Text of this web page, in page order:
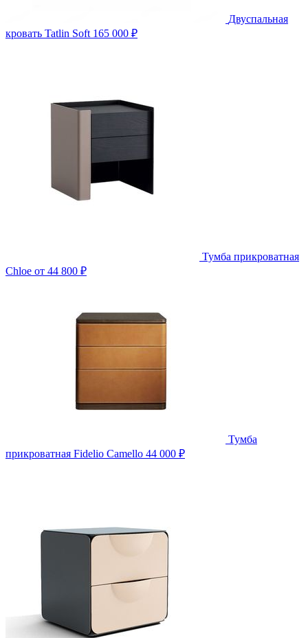
Двуспальная
кровать Tatlin Soft 165 000 ₽
Тумба прикроватная
Chloe от 44 800 ₽
Тумба
прикроватная Fidelio Camello 44 000 ₽